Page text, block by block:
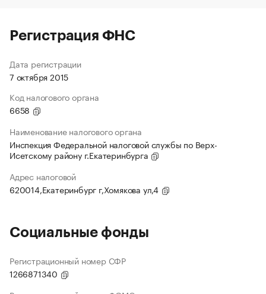
Регистрация ФНС
Дата регистрации
7 октября 2015
Код налогового органа
6658
Наименование налогового органа
Инспекция Федеральной налоговой службы по Верх-
Исетскому району г.Екатеринбурга
Адрес налоговой
620014,Екатеринбург г,Хомякова ул,4
Социальные фонды
Регистрационный номер СФР
1266871340